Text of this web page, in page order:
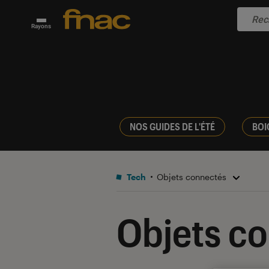
Rayons
NOS GUIDES DE L'ÉTÉ
Tech Objets connectés
Objets